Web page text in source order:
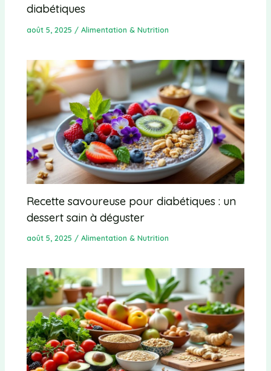
diabétiques
août 5, 2025 /Alimentation & Nutrition
Recette savoureuse pour diabétiques : un
dessert sain à déguster
août 5, 2025 /Alimentation & Nutrition